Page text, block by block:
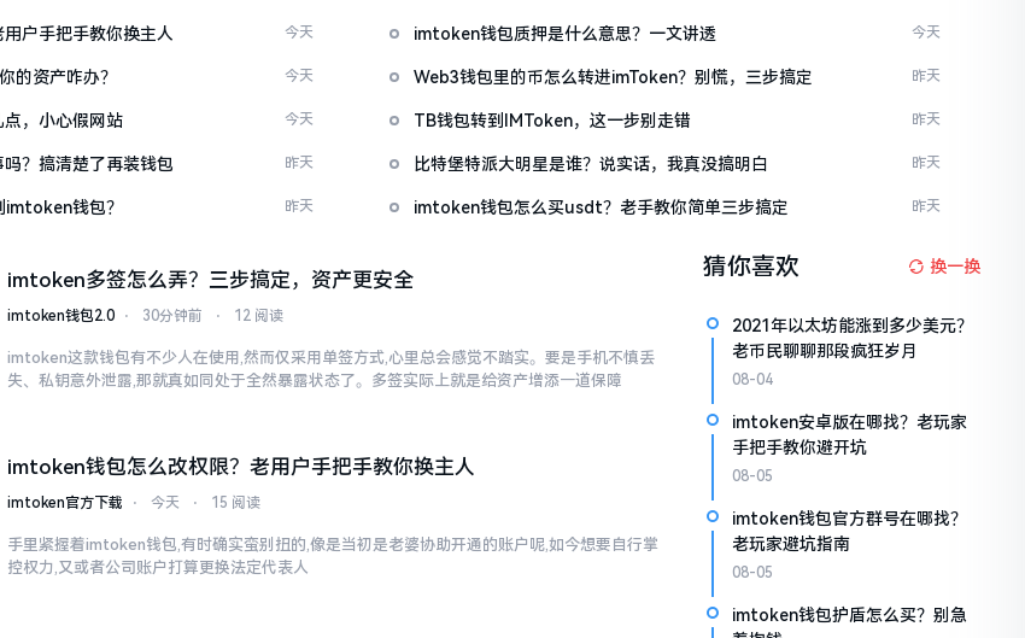
户手把手教你换主人 今天
的资产咋办？ 今天
，小心假网站 今天
？搞清楚了再装钱包 昨天
钱包？ 昨天
imtoken钱包质押是什么意思？一文讲透 今天
Web3钱包里的币怎么转进imToken？别慌，三步搞定 昨天
TB钱包转到IMToken，这一步别走错 昨天
比特堡特派大明星是谁？说实话，我真没搞明白 昨天
imtoken钱包怎么买usdt？老手教你简单三步搞定 昨天
imtoken多签怎么弄？三步搞定，资产更安全
imtoken钱包2.0 ⋅ 30分钟前 ⋅ 12 阅读
imtoken这款钱包有不少人在使用,然而仅采用单签方式,心里总会感觉不踏实。要是手机不慎丢
失、私钥意外泄露,那就真如同处于全然暴露状态了。多签实际上就是给资产增添一道保障
imtoken钱包怎么改权限？老用户手把手教你换主人
imtoken官方下载 ⋅ 今天 ⋅ 15 阅读
手里紧握着imtoken钱包,有时确实蛮别扭的,像是当初是老婆协助开通的账户呢,如今想要自行掌
控权力,又或者公司账户打算更换法定代表人
猜你喜欢 换一换
2021年以太坊能涨到多少美元？
老币民聊聊那段疯狂岁月
08-04
imtoken安卓版在哪找？老玩家
手把手教你避开坑
08-05
imtoken钱包官方群号在哪找？
老玩家避坑指南
08-05
imtoken钱包护盾怎么买？别急